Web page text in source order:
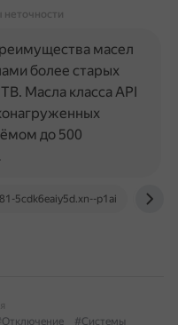
неточности
5cdk6eaiy5d.xn--p1ai
масел
более старых
Масла класса API
до 500
#Системы